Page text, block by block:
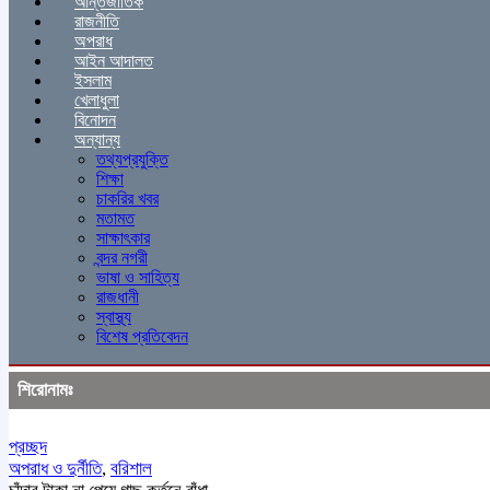
রাজনীতি
অপরাধ
আইন আদালত
ইসলাম
খেলাধুলা
বিনোদন
অন্যান্য
তথ্যপ্রযুক্তি
শিক্ষা
চাকরির খবর
মতামত
সাক্ষাৎকার
বন্দর নগরী
ভাষা ও সাহিত্য
রাজধানী
স্বাস্থ্য
বিশেষ প্রতিবেদন
শিরোনামঃ
প্রচ্ছদ
অপরাধ ও দুর্নীতি, বরিশাল